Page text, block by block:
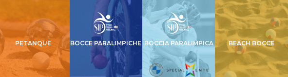
PETANQUE BOCCE PARALIMPICHE BOCCIA PARALIMPICA BEACH BOCCE